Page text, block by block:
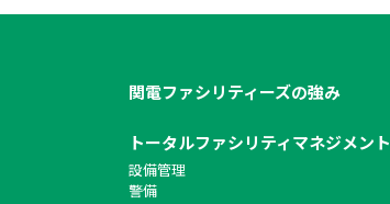
関電ファシリティーズの強み
トータルファシリティマネジメント
設備管理
警備